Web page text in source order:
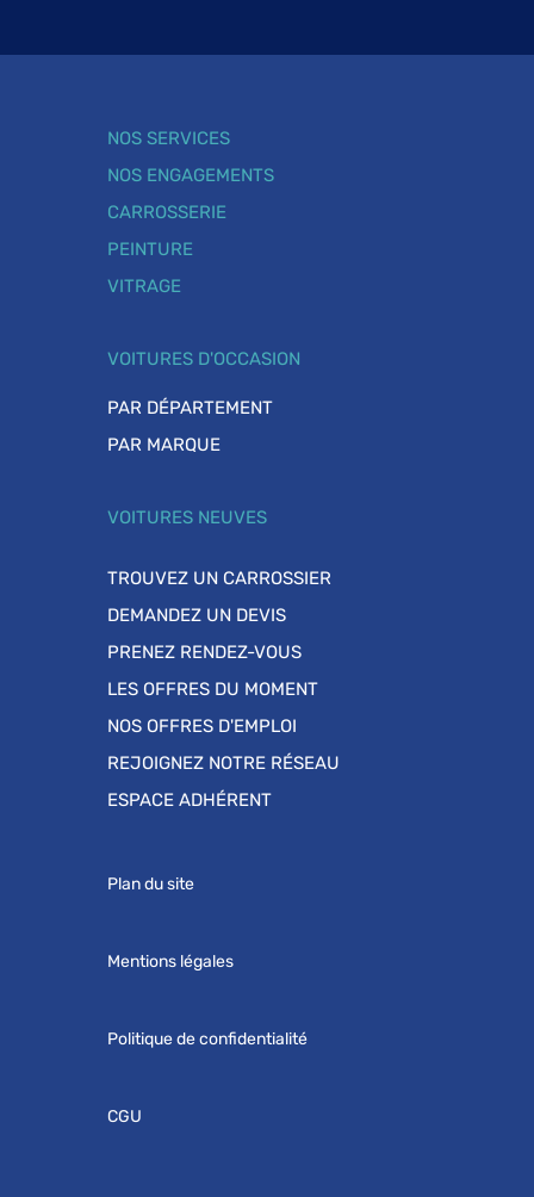
NOS SERVICES
NOS ENGAGEMENTS
CARROSSERIE
PEINTURE
VITRAGE
VOITURES D'OCCASION
PAR DÉPARTEMENT
PAR MARQUE
VOITURES NEUVES
TROUVEZ UN CARROSSIER
DEMANDEZ UN DEVIS
PRENEZ RENDEZ-VOUS
LES OFFRES DU MOMENT
NOS OFFRES D'EMPLOI
REJOIGNEZ NOTRE RÉSEAU
ESPACE ADHÉRENT
Plan du site
Mentions légales
Politique de confidentialité
CGU